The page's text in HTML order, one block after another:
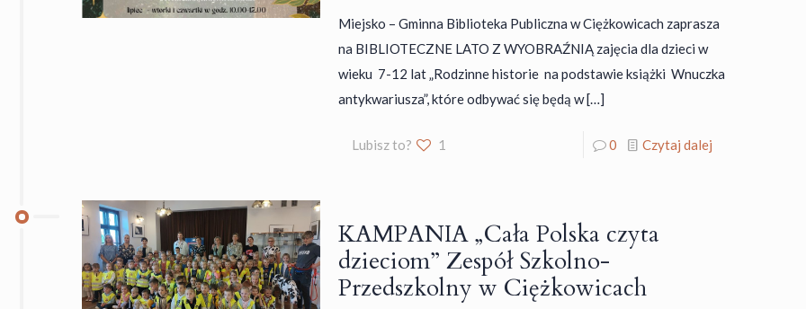
Miejsko – Gminna Biblioteka Publiczna w Ciężkowicach zaprasza
na BIBLIOTECZNE LATO Z WYOBRAŹNIĄ zajęcia dla dzieci w
wieku 7-12 lat „Rodzinne historie na podstawie książki Wnuczka
antykwariusza”, które odbywać się będą w[…]
Lubisz to? 1 0 Czytaj dalej
KAMPANIA „Cała Polska czyta
dzieciom” Zespół Szkolno-
Przedszkolny w Ciężkowicach